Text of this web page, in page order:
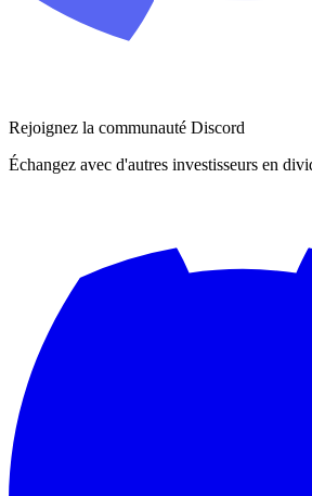
Rejoignez la communauté Discord
Échangez avec d'autres investisseurs en